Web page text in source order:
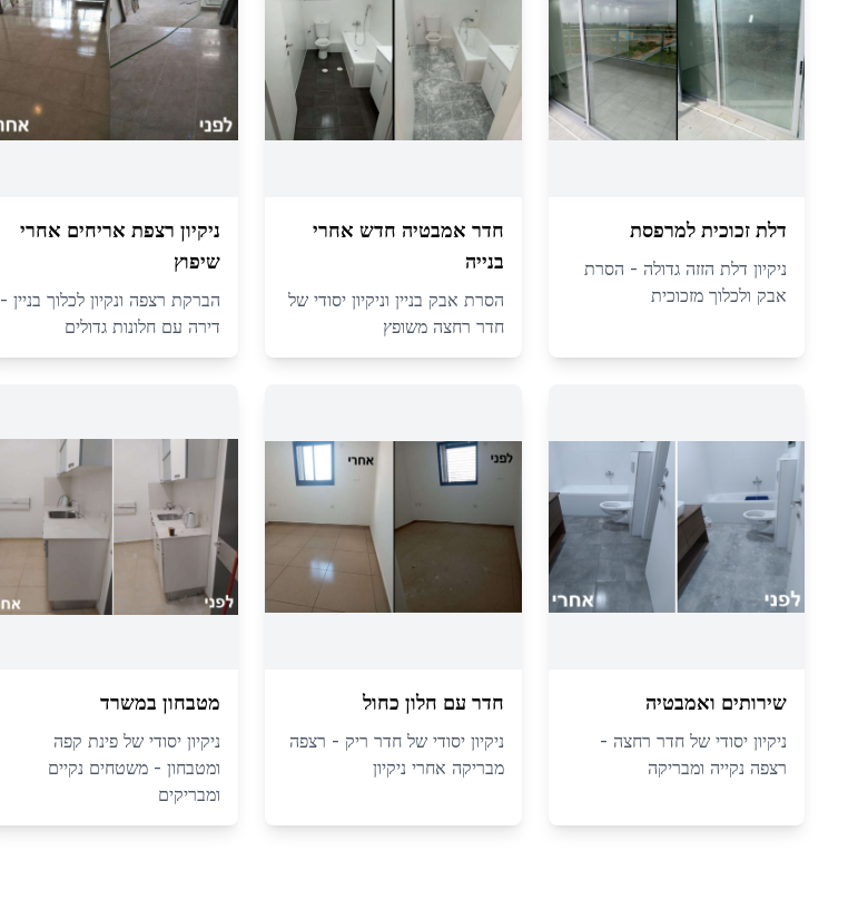
דלת זכוכית למרפסת
ניקיון דלת הזזה גדולה - הסרת
אבק ולכלוך מזכוכית
חדר אמבטיה חדש אחרי
בנייה
הסרת אבק בניין וניקיון יסודי של
חדר רחצה משופץ
ניקיון רצפת אריחים אחרי
שיפוץ
הברקת רצפה ונקיון לכלוך בניין -
דירה עם חלונות גדולים
שירותים ואמבטיה
ניקיון יסודי של חדר רחצה -
רצפה נקייה ומבריקה
חדר עם חלון כחול
ניקיון יסודי של חדר ריק - רצפה
מבריקה אחרי ניקיון
מטבחון במשרד
ניקיון יסודי של פינת קפה
ומטבחון - משטחים נקיים
ומבריקים